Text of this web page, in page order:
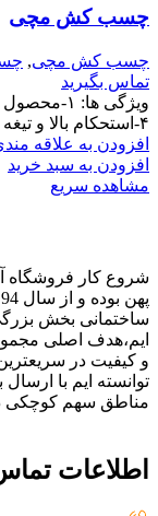
چسب کش مچی
چسب کش مچی,
تماس بگیرید
۴-استحکام بالا و تیغه تیز
افزودن به علاقه
افزودن به سبد خرید
مشاهده سریع
ساختمانی بخش
ایم،هدف اصلی
و کیفیت در
توانسته ایم با
مناطق سهم کوچکی
اطلاعات